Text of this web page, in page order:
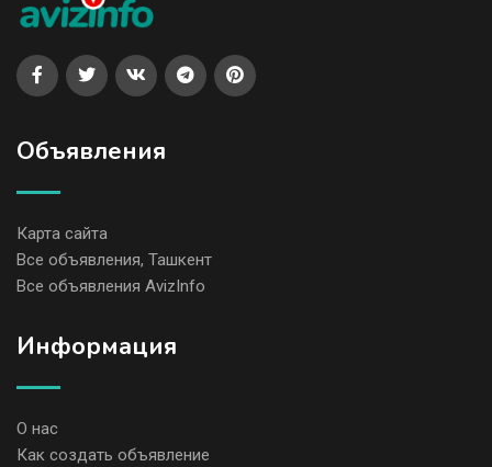
Объявления
Карта сайта
Все объявления, Ташкент
Все объявления AvizInfo
Информация
О нас
Как создать объявление